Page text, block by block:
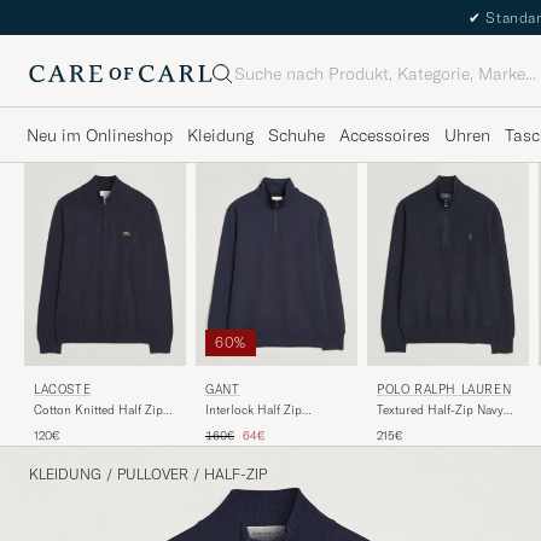
✔
Suche
Neu im Onlineshop Kleidung Schuhe Accessoires Uhren
LACOSTE
Cotton Knitted Half Zip
120€
60%
GANT
Interlock Half Zip
Regulärer Preis
160€ Reduzierter Preis
64€
POLO RALPH LAUREN
Textured Half-Zip Navy
215€
KLEIDUNG / PULLOVER / HALF-ZIP